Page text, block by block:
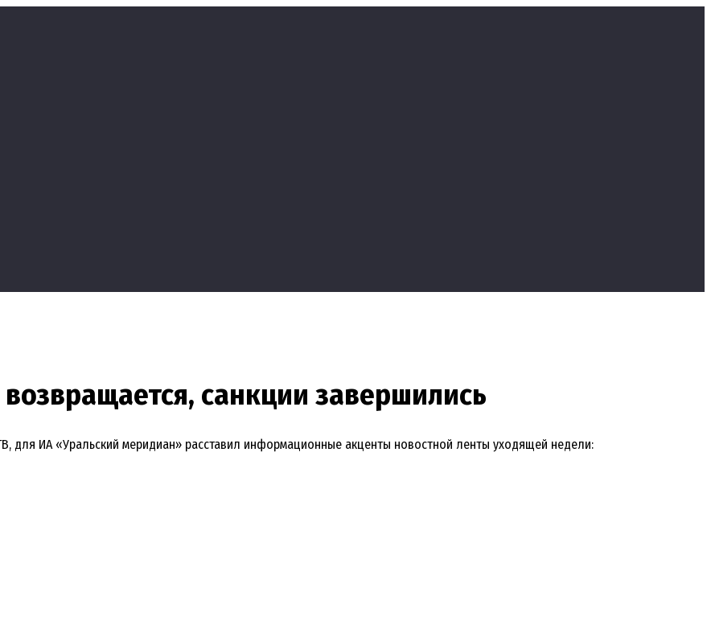
санкции завершились
для ИА «Уральский меридиан» расставил информационные акценты новостной ленты уходящей недели: